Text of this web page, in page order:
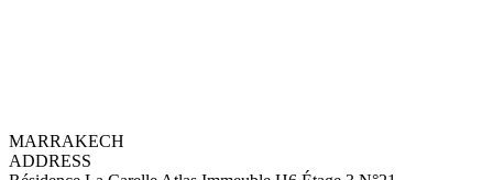
MARRAKECH
ADDRESS